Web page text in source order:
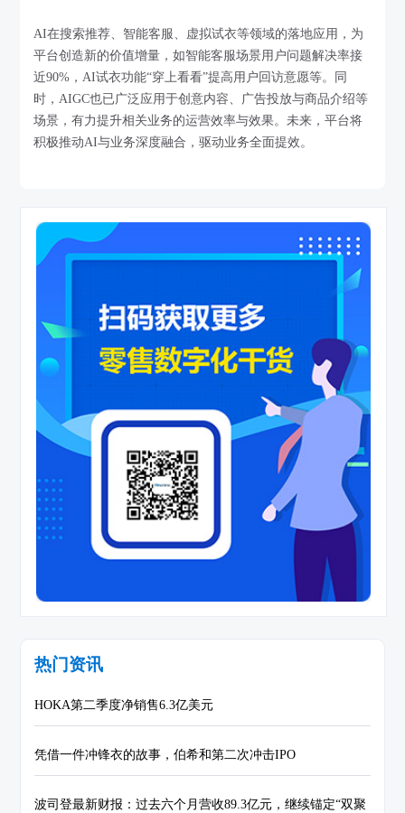
AI在搜索推荐、智能客服、虚拟试衣等领域的落地应用，为
平台创造新的价值增量，如智能客服场景用户问题解决率接
近90%，AI试衣功能“穿上看看”提高用户回访意愿等。同
时，AIGC也已广泛应用于创意内容、广告投放与商品介绍等
场景，有力提升相关业务的运营效率与效果。未来，平台将
积极推动AI与业务深度融合，驱动业务全面提效。
热门资讯
HOKA第二季度净销售6.3亿美元
凭借一件冲锋衣的故事，伯希和第二次冲击IPO
波司登最新财报：过去六个月营收89.3亿元，继续锚定“双聚